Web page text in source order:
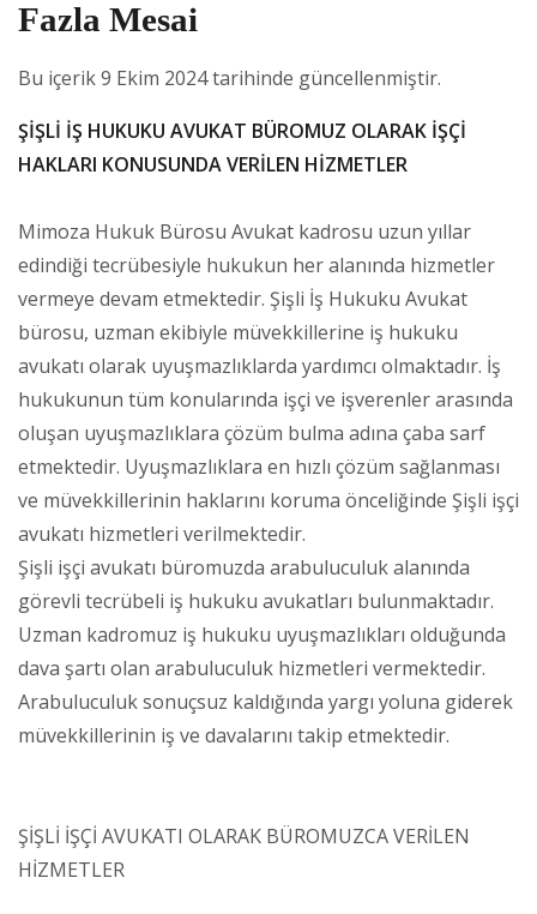
Fazla Mesai
Bu içerik 9 Ekim 2024 tarihinde güncellenmiştir.
ŞİŞLİ İŞ HUKUKU AVUKAT BÜROMUZ OLARAK İŞÇİ
HAKLARI KONUSUNDA VERİLEN HİZMETLER
Mimoza Hukuk Bürosu Avukat kadrosu uzun yıllar
edindiği tecrübesiyle hukukun her alanında hizmetler
vermeye devam etmektedir. Şişli İş Hukuku Avukat
bürosu, uzman ekibiyle müvekkillerine iş hukuku
avukatı olarak uyuşmazlıklarda yardımcı olmaktadır. İş
hukukunun tüm konularında işçi ve işverenler arasında
oluşan uyuşmazlıklara çözüm bulma adına çaba sarf
etmektedir. Uyuşmazlıklara en hızlı çözüm sağlanması
ve müvekkillerinin haklarını koruma önceliğinde Şişli işçi
avukatı hizmetleri verilmektedir.
Şişli işçi avukatı büromuzda arabuluculuk alanında
görevli tecrübeli iş hukuku avukatları bulunmaktadır.
Uzman kadromuz iş hukuku uyuşmazlıkları olduğunda
dava şartı olan arabuluculuk hizmetleri vermektedir.
Arabuluculuk sonuçsuz kaldığında yargı yoluna giderek
müvekkillerinin iş ve davalarını takip etmektedir.
ŞİŞLİ İŞÇİ AVUKATI OLARAK BÜROMUZCA VERİLEN
HİZMETLER